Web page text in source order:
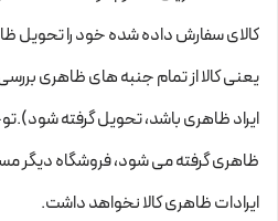
کالای سفارش داده شده خود را تحویل
یعنی کالا از تمام جنبه های ظاهری
ایراد ظاهری باشد، تحویل گرفته
ظاهری گرفته می شود، فروشگاه دیگر
ایرادات ظاهری کالا نخواهد داشت.